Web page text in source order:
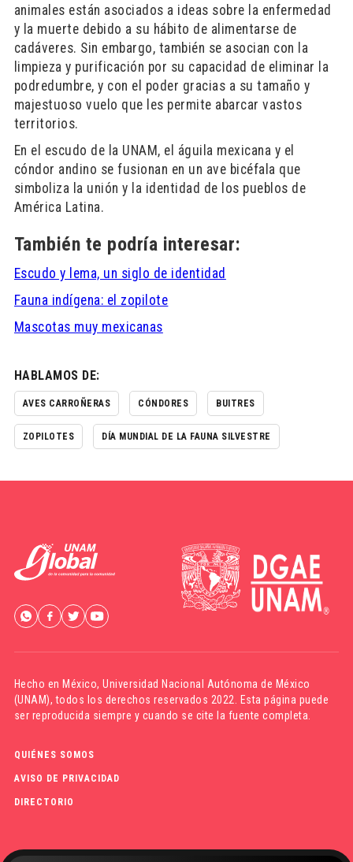
animales están asociados a ideas sobre la enfermedad
y la muerte debido a su hábito de alimentarse de
cadáveres. Sin embargo, también se asocian con la
limpieza y purificación por su capacidad de eliminar la
podredumbre, y con el poder gracias a su tamaño y
majestuoso vuelo que les permite abarcar vastos
territorios.
En el escudo de la UNAM, el águila mexicana y el
cóndor andino se fusionan en un ave bicéfala que
simboliza la unión y la identidad de los pueblos de
América Latina.
También te podría interesar:
Escudo y lema, un siglo de identidad
Fauna indígena: el zopilote
Mascotas muy mexicanas
HABLAMOS DE:
AVES CARROÑERAS CÓNDORES BUITRES
ZOPILOTES DÍA MUNDIAL DE LA FAUNA SILVESTRE
Hecho en México,Universidad Nacional Autónoma de México
(UNAM), todos los derechos reservados 2022. Esta página puede
ser reproducida siempre y cuando se cite la fuente completa.
QUIÉNES SOMOS
AVISO DE PRIVACIDAD
DIRECTORIO